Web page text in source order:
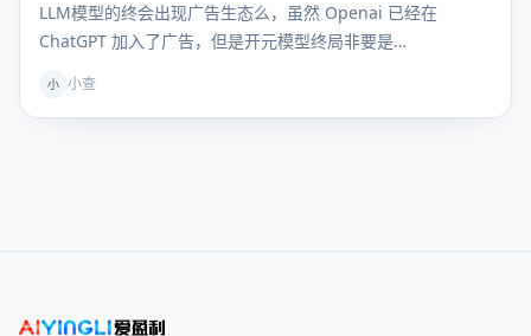
LLM模型的终会出现广告生态么，虽然 Openai 已经在
ChatGPT 加入了广告，但是开元模型终局非要是…
小 小查